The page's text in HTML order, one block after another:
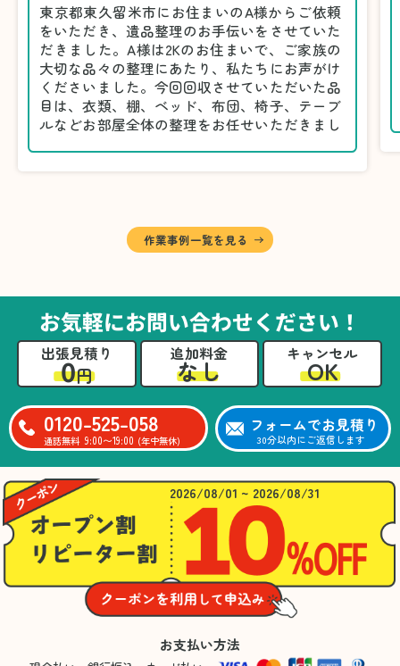
東京都東久留米市にお住まいのA様からご依頼
をいただき、遺品整理のお手伝いをさせていた
だきました。A様は2Kのお住まいで、ご家族の
大切な品々の整理にあたり、私たちにお声がけ
くださいました。今回回収させていただいた品
目は、衣類、棚、ベッド、布団、椅子、テーブ
ルなどお部屋全体の整理をお任せいただきまし
に仕分けしました。
A様から「手際よく進めてくれて助かりまし
るのは難しかったと思います」との温かいお言
葉をいただきました。遺品整理という心の負担
が大きい作業において、少しでもA様の力にな
れたことをスタッフ一同嬉しく思います。
作業事例一覧を見る
お気軽にお問い合わせください！
出張見積り
0円
追加料金
なし
キャンセル
OK
0120-525-058
通話無料 9:00〜19:00 (年中無休)
フォームでお見積り
30分以内にご返信します
2026/08/01 ~ 2026/08/31
お支払い方法